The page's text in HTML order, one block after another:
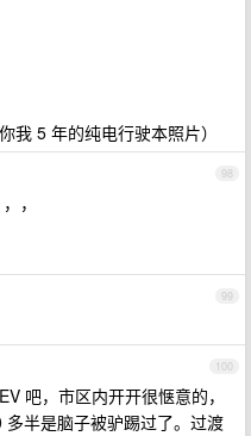
我 5 年的纯电行驶本照片）
98
，
99
100
吧，市区内开开很惬意的，
半是脑子被驴踢过了。过渡